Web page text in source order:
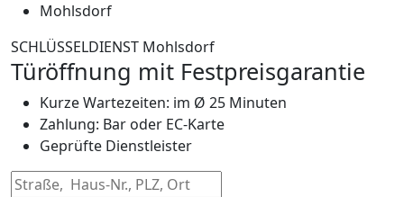
Mohlsdorf
SCHLÜSSELDIENST Mohlsdorf
Türöffnung mit Festpreisgarantie
Kurze Wartezeiten: im Ø 25 Minuten
Zahlung: Bar oder EC-Karte
Geprüfte Dienstleister